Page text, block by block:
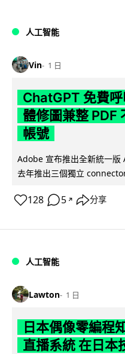
人工智能
Vin 1 日
ChatGPT 免費
體修圖兼整 PDF
帳號
Adobe 宣布推出全新統一
去年推出三個獨立
128 5 ↗ 分享
人工智能
Lawton 1 日
日本偶像零編程
直播系統 在日本